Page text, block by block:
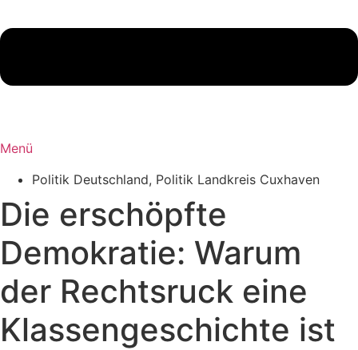
Menü
Politik Deutschland, Politik Landkreis Cuxhaven
Die erschöpfte
Demokratie: Warum
der Rechtsruck eine
Klassengeschichte ist